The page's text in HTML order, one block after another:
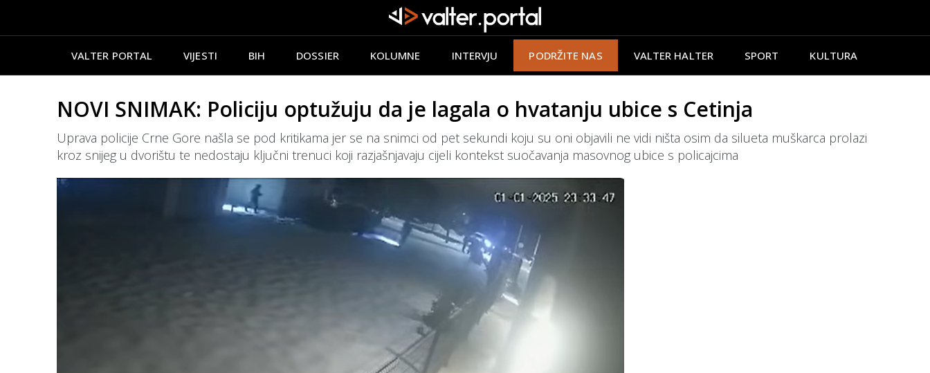
VALTER PORTAL VIJESTI BIH DOSSIER KOLUMNE INTERVJU PODRŽITE NAS VALTER HALTER SPORT KULTURA
NOVI SNIMAK: Policiju optužuju da je lagala o hvatanju ubice s Cetinja
Uprava policije Crne Gore našla se pod kritikama jer se na snimci od pet sekundi koju su oni objavili ne vidi ništa osim da silueta muškarca prolazi
kroz snijeg u dvorištu te nedostaju ključni trenuci koji razjašnjavaju cijeli kontekst suočavanja masovnog ubice s policajcima